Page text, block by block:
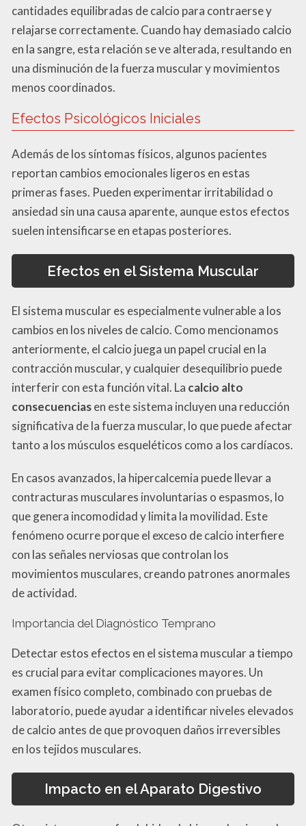
cantidades equilibradas de calcio para contraerse y
relajarse correctamente. Cuando hay demasiado calcio
en la sangre, esta relación se ve alterada, resultando en
una disminución de la fuerza muscular y movimientos
menos coordinados.
Efectos Psicológicos Iniciales
Además de los síntomas físicos, algunos pacientes
reportan cambios emocionales ligeros en estas
primeras fases. Pueden experimentar irritabilidad o
ansiedad sin una causa aparente, aunque estos efectos
suelen intensificarse en etapas posteriores.
Efectos en el Sistema Muscular
El sistema muscular es especialmente vulnerable a los
cambios en los niveles de calcio. Como mencionamos
anteriormente, el calcio juega un papel crucial en la
contracción muscular, y cualquier desequilibrio puede
interferir con esta función vital. La calcio alto
consecuenciasen este sistema incluyen una reducción
significativa de la fuerza muscular, lo que puede afectar
tanto a los músculos esqueléticos como a los cardíacos.
En casos avanzados, la hipercalcemia puede llevar a
contracturas musculares involuntarias o espasmos, lo
que genera incomodidad y limita la movilidad. Este
fenómeno ocurre porque el exceso de calcio interfiere
con las señales nerviosas que controlan los
movimientos musculares, creando patrones anormales
de actividad.
Importancia del Diagnóstico Temprano
Detectar estos efectos en el sistema muscular a tiempo
es crucial para evitar complicaciones mayores. Un
examen físico completo, combinado con pruebas de
laboratorio, puede ayudar a identificar niveles elevados
de calcio antes de que provoquen daños irreversibles
en los tejidos musculares.
Impacto en el Aparato Digestivo